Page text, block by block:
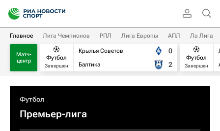
Главное Лига Чемпионов РПЛ Лига Европы АПЛ Ла Лига
Матч-
центр
Футбол
Завершен
Крылья Советов
Балтика
0
2
Футбол
Завершен
Футбол
Премьер-лига